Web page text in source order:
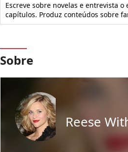
Escreve sobre novelas e entrevista
capítulos. Produz conteúdos sobre
Sobre
Reese